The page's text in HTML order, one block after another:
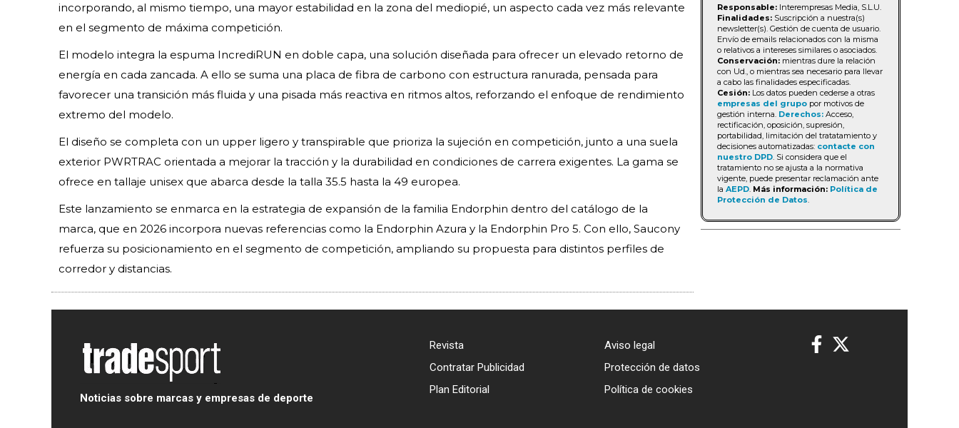
incorporando, al mismo tiempo, una mayor estabilidad en la zona del mediopié, un aspecto cada vez más relevante
en el segmento de máxima competición.
El modelo integra la espuma IncrediRUN en doble capa, una solución diseñada para ofrecer un elevado retorno de
energía en cada zancada. A ello se suma una placa de fibra de carbono con estructura ranurada, pensada para
favorecer una transición más fluida y una pisada más reactiva en ritmos altos, reforzando el enfoque de rendimiento
extremo del modelo.
El diseño se completa con un upper ligero y transpirable que prioriza la sujeción en competición, junto a una suela
exterior PWRTRAC orientada a mejorar la tracción y la durabilidad en condiciones de carrera exigentes. La gama se
ofrece en tallaje unisex que abarca desde la talla 35.5 hasta la 49 europea.
Este lanzamiento se enmarca en la estrategia de expansión de la familia Endorphin dentro del catálogo de la
marca, que en 2026 incorpora nuevas referencias como la Endorphin Azura y la Endorphin Pro 5. Con ello, Saucony
refuerza su posicionamiento en el segmento de competición, ampliando su propuesta para distintos perfiles de
corredor y distancias.
Responsable: Interempresas Media, S.L.U.
Finalidades: Suscripción a nuestra(s)
newsletter(s). Gestión de cuenta de usuario.
Envío de emails relacionados con la misma
o relativos a intereses similares o asociados.
Conservación: mientras dure la relación
con Ud., o mientras sea necesario para llevar
a cabo las finalidades especificadas.
Cesión: Los datos pueden cederse a otras
empresas del grupo por motivos de
gestión interna. Derechos: Acceso,
rectificación, oposición, supresión,
portabilidad, limitación del tratatamiento y
decisiones automatizadas: contacte con
nuestro DPD. Si considera que el
tratamiento no se ajusta a la normativa
vigente, puede presentar reclamación ante
la AEPD. Más información: Política de
Protección de Datos.
Noticias sobre marcas y empresas de deporte
Revista
Contratar Publicidad
Plan Editorial
Aviso legal
Protección de datos
Política de cookies